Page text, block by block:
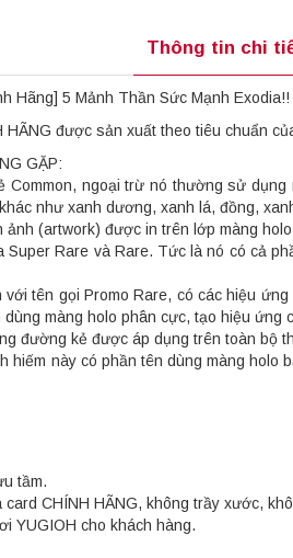
Thông tin chi
Hãng] 5 Mảnh Thần Sức Mạnh Exodia!!
được sản xuất theo tiêu chuẩn
GẶP:
ngoại trừ nó thường sử
như xanh dương, xanh lá, đồng,
(artwork) được in trên lớp màng
Rare và Rare. Tức là nó có cả
tên gọi Promo Rare, có các hiệu
màng holo phân cực, tạo hiệu
đường kẻ được áp dụng trên toàn bộ
này có phần tên dùng màng holo
tầm.
CHÍNH HÃNG, không trầy xước,
YUGIOH cho khách hàng.